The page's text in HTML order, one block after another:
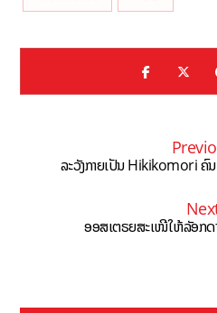
ລະວັງກາຍເປັນ Hikikomori ຄົ
ອອສເຕຣຍສະເໜີໃຫ້ລັອກ